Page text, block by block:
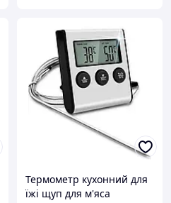
Термометр кухонний для
їжі щуп для м'яса